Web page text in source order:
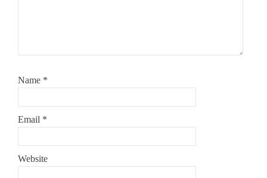
Name *
Email *
Website